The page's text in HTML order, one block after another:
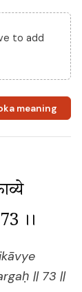
to add
meaning
।।
|| 73 ||